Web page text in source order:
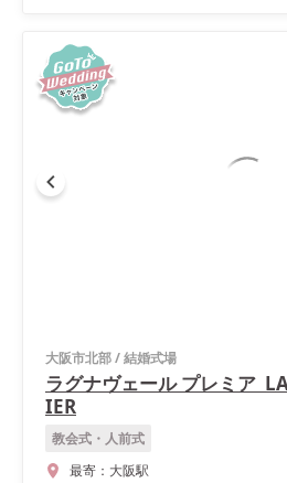
大阪市北部/結婚式場
ラグナヴェール プレミア
IER
教会式・人前式
最寄： 大阪駅